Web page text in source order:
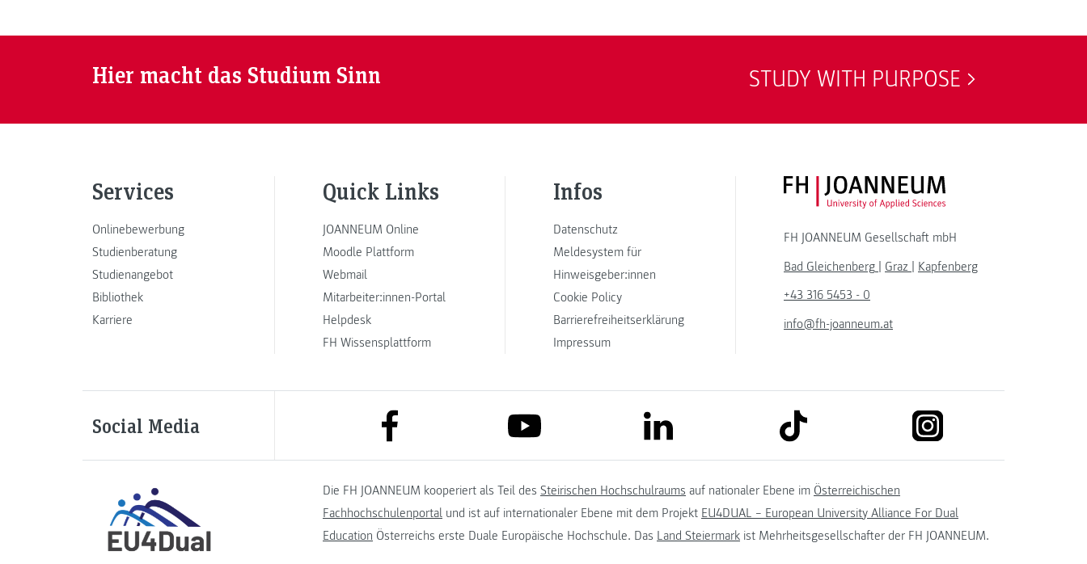
Hier macht das Studium Sinn STUDY WITH PURPOSE
Services
Onlinebewerbung
Studienberatung
Studienangebot
Bibliothek
Karriere
Quick Links
JOANNEUM Online
Moodle Plattform
Webmail
Mitarbeiter:innen-Portal
Helpdesk
FH Wissensplattform
Infos
Datenschutz
Meldesystem für
Hinweisgeber:innen
Cookie Policy
Barrierefreiheitserklärung
Impressum
FH JOANNEUM Logo
FH JOANNEUM Gesellschaft mbH
Bad Gleichenberg | Graz | Kapfenberg
+43 316 5453 - 0
info@fh-joanneum.at
Social Media link to facebook link to youtube link to linkedin link to tiktok link to instagram
Die FH JOANNEUM kooperiert als Teil des Steirischen Hochschulraums auf nationaler Ebene im Österreichischen
Fachhochschulenportal und ist auf internationaler Ebene mit dem Projekt EU4DUAL – European University Alliance For Dual
Education Österreichs erste Duale Europäische Hochschule. Das Land Steiermark ist Mehrheitsgesellschafter der FH JOANNEUM.